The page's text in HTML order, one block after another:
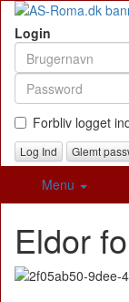
Login
Forbliv logget
Glemt
Menu
Eldor